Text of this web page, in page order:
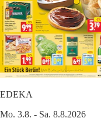
EDEKA
Mo. 3.8. - Sa. 8.8.2026